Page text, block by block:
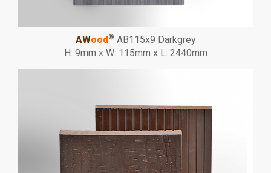
AWood® AB115x9 Darkgrey
H: 9mm x W: 115mm x L: 2440mm